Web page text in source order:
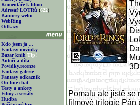
Komentáře k filmu
Adresář LOTRů (622)
Bannery webu
WebRing
Odkazy
Kdo jsem já ...
Fantasy novinky
Bazar knih Tip!
Autoři a díla
Povídky,recenze
Fantasy galerie
Fantasy odkazník
On-line chat
Testy a ankety
Filmy a seriály
Hudba
Pomalu ale jistě se
filmové trilogie Pán